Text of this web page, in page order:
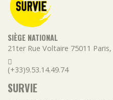
SIÈGE NATIONAL
21ter Rue Voltaire 75011 Paris,
(+33)9.53.14.49.74
SURVIE